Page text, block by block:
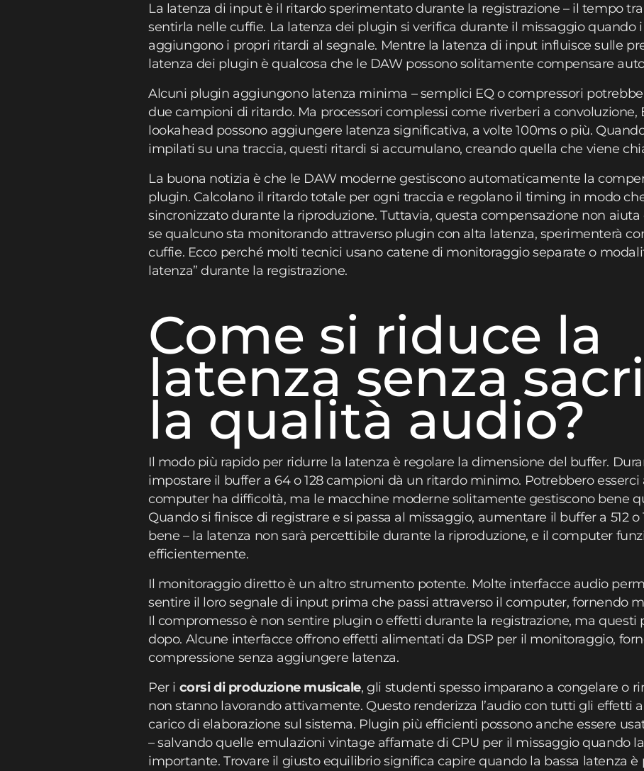
La latenza di input è il ritardo sperimentato durante la registrazione – il tempo
sentirla nelle cuffie. La latenza dei plugin si verifica durante il missaggio quando
aggiungono i propri ritardi al segnale. Mentre la latenza di input influisce sulle
latenza dei plugin è qualcosa che le DAW possono solitamente compensare
Alcuni plugin aggiungono latenza minima – semplici EQ o compressori
due campioni di ritardo. Ma processori complessi come riverberi a convoluzione,
lookahead possono aggiungere latenza significativa, a volte 100ms o più.
impilati su una traccia, questi ritardi si accumulano, creando quella che viene
La buona notizia è che le DAW moderne gestiscono automaticamente la
plugin. Calcolano il ritardo totale per ogni traccia e regolano il timing in modo
sincronizzato durante la riproduzione. Tuttavia, questa compensazione non
se qualcuno sta monitorando attraverso plugin con alta latenza, sperimenterà
cuffie. Ecco perché molti tecnici usano catene di monitoraggio separate o
latenza” durante la registrazione.
Come si riduce la
latenza senza
la qualità audio?
Il modo più rapido per ridurre la latenza è regolare la dimensione del buffer.
impostare il buffer a 64 o 128 campioni dà un ritardo minimo. Potrebbero esserci
computer ha difficoltà, ma le macchine moderne solitamente gestiscono bene
Quando si finisce di registrare e si passa al missaggio, aumentare il buffer a 512
bene – la latenza non sarà percettibile durante la riproduzione, e il computer
efficientemente.
Il monitoraggio diretto è un altro strumento potente. Molte interfacce audio
sentire il loro segnale di input prima che passi attraverso il computer, fornendo
Il compromesso è non sentire plugin o effetti durante la registrazione, ma questi
dopo. Alcune interfacce offrono effetti alimentati da DSP per il monitoraggio,
compressione senza aggiungere latenza.
Per i corsi di produzione musicale, gli studenti spesso imparano a congelare o
non stanno lavorando attivamente. Questo renderizza l’audio con tutti gli effetti
carico di elaborazione sul sistema. Plugin più efficienti possono anche essere
– salvando quelle emulazioni vintage affamate di CPU per il missaggio quando
importante. Trovare il giusto equilibrio significa capire quando la bassa latenza